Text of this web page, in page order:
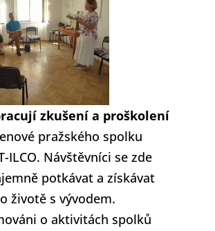
zkušení a proškolení
pražského spolku
ILCO. Návštěvníci se zde
potkávat a získávat
životě s vývodem.
o aktivitách spolků